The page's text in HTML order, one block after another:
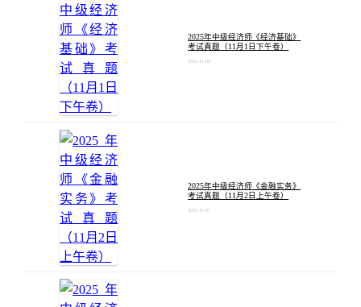
2025年中级经济师《经济基础》
考试真题（11月1日下午卷）
2025-11-04
2025年中级经济师《金融实务》
考试真题（11月2日上午卷）
2025-11-07